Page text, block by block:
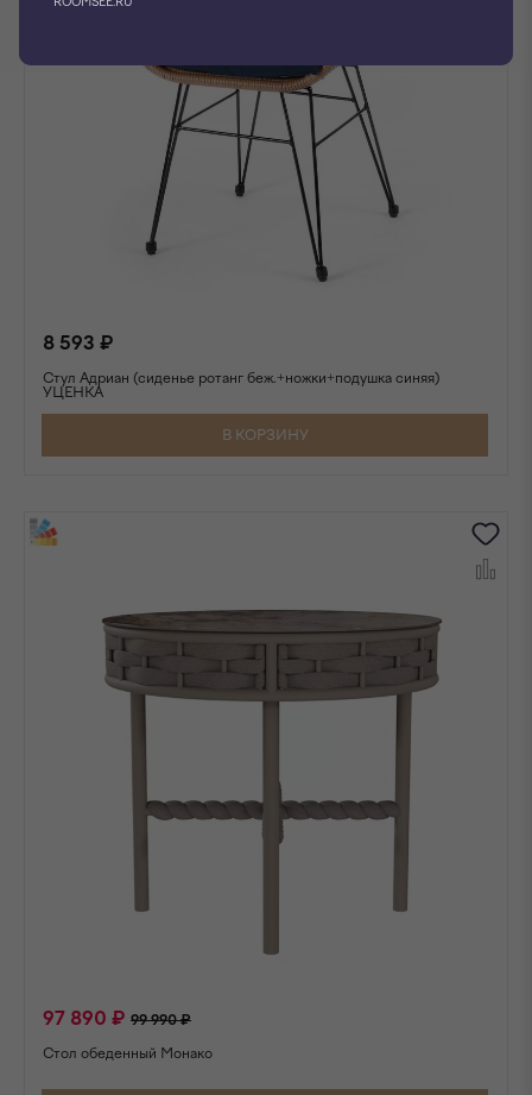
8 593 ₽
Стул Адриан (сиденье ротанг беж.+ножки+подушка синяя)
УЦЕНКА
В КОРЗИНУ
97 890 ₽ 99 990 ₽
Стол обеденный Монако